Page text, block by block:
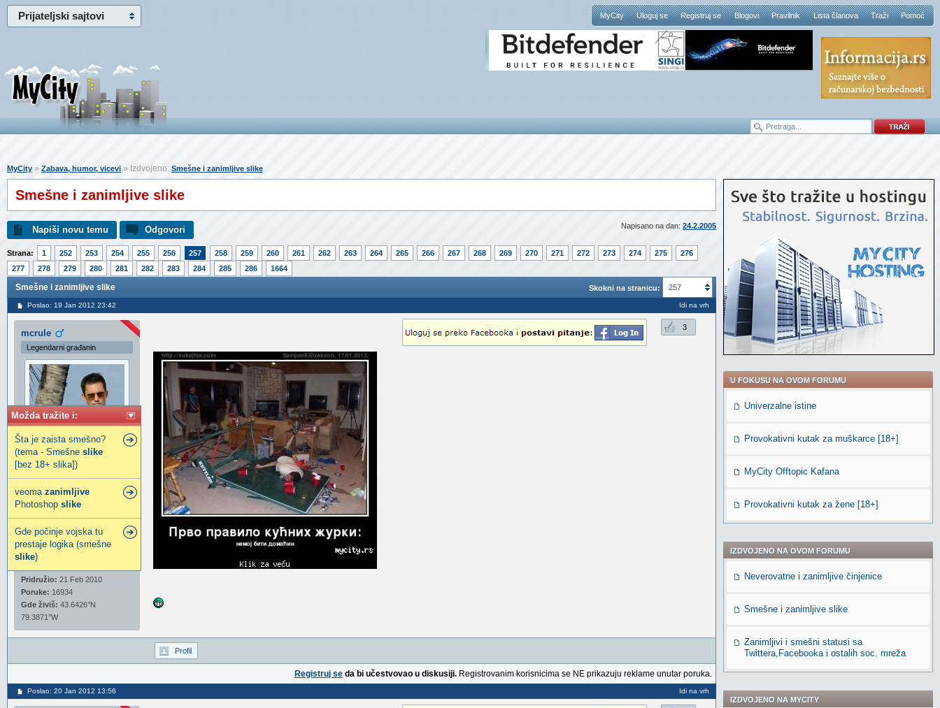
Prijateljski sajtovi MyCity Uloguj se Registruj se Blogovi Pravilnik Lista članova Traži Pomoć
Možda tražite i:
Šta je zaista smešno?
(tema - Smešne slike
[bez 18+ slika])
veoma zanimljive
Photoshop slike
Gde počinje vojska tu
prestaje logika (smešne
slike)
MyCity » Zabava, humor, vicevi » Izdvojeno: Smešne i zanimljive slike
Smešne i zanimljive slike
Napisano na dan: 24.2.2005
Napiši novu temu Odgovori
Strana: 1 252 253 254 255 256 257 258 259 260 261 262 263 264 265 266 267 268 269 270 271 272 273 274 275
276
277
278 279 280 281 282 283 284 285 286 1664
Skokni na stranicu: 257
Smešne i zanimljive slike
Poslao: 19 Jan 2012 23:42 Idi na vrh
mcrule
Legendarni građanin
Michael
Spy[Covert OPS], Gathering
Intel/Info & The Ultimate Like
Master[@ MyCity]
Pridružio: 21 Feb 2010
Poruke: 16934
Gde živiš: 43.6426°N
79.3871°W
3
Profil
Registruj se da bi učestvovao u diskusiji. Registrovanim korisnicima se NE prikazuju reklame unutar poruka.
Poslao: 20 Jan 2012 13:56 Idi na vrh
U FOKUSU NA OVOM FORUMU
Univerzalne istine
Provokativni kutak za muškarce [18+]
MyCity Offtopic Kafana
Provokativni kutak za žene [18+]
IZDVOJENO NA OVOM FORUMU
Neverovatne i zanimljive činjenice
Smešne i zanimljive slike
Zanimljivi i smešni statusi sa
Twittera,Facebooka i ostalih soc. mreža
IZDVOJENO NA MYCITY